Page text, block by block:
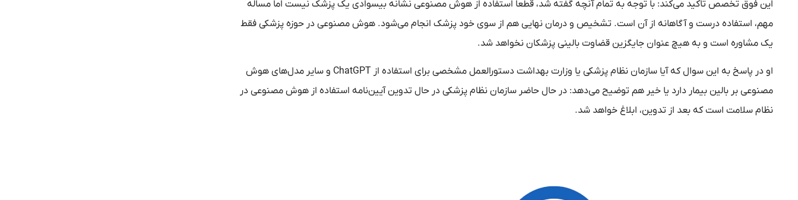
این فوق تخصص تاکید می‌کند: با توجه به تمام آنچه گفته شد، قطعا استفاده از هوش مصنوعی نشانه بیسوادی یک پزشک نیست اما مساله
مهم، استفاده درست و آگاهانه از آن است. تشخیص و درمان نهایی هم از سوی خود پزشک انجام می‌شود. هوش مصنوعی در حوزه پزشکی فقط
یک مشاوره است و به هیچ عنوان جایگزین قضاوت بالینی پزشکان نخواهد شد.
او در پاسخ به این سوال که آیا سازمان نظام پزشکی یا وزارت بهداشت دستورالعمل مشخصی برای استفاده از ChatGPT و سایر مدل‌های هوش
مصنوعی بر بالین بیمار دارد یا خیر هم توضیح می‌دهد: در حال حاضر سازمان نظام پزشکی در حال تدوین آیین‌نامه استفاده از هوش مصنوعی در
نظام سلامت است که بعد از تدوین، ابلاغ خواهد شد.